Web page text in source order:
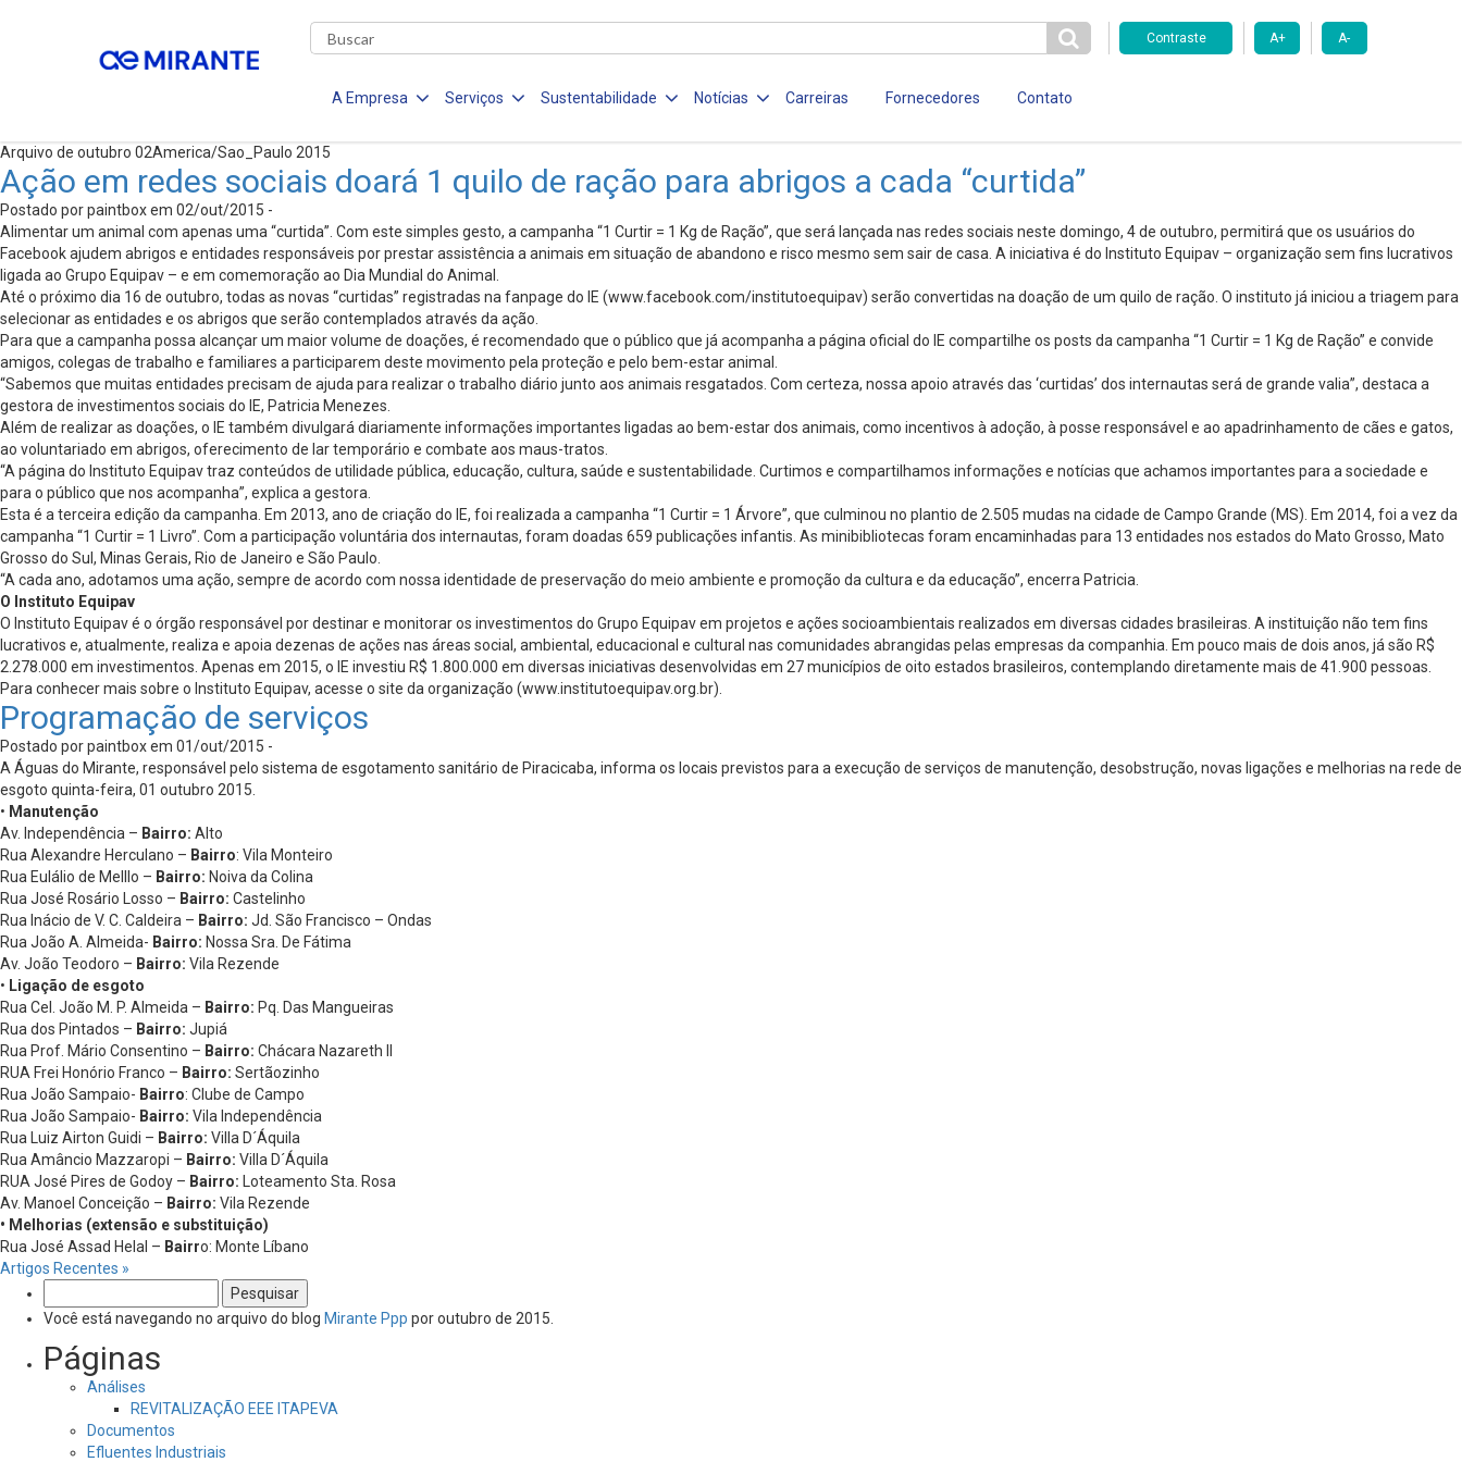
Contraste A+ A-
A Empresa Serviços Sustentabilidade Notícias Carreiras Fornecedores Contato
Arquivo de outubro 02America/Sao_Paulo 2015
Ação em redes sociais doará 1 quilo de ração para abrigos a cada “curtida”
Postado por paintbox em 02/out/2015 -
Alimentar um animal com apenas uma “curtida”. Com este simples gesto, a campanha “1 Curtir = 1 Kg de Ração”, que será lançada nas redes sociais neste domingo, 4 de outubro, permitirá que os usuários do
Facebook ajudem abrigos e entidades responsáveis por prestar assistência a animais em situação de abandono e risco mesmo sem sair de casa. A iniciativa é do Instituto Equipav – organização sem fins lucrativos
ligada ao Grupo Equipav – e em comemoração ao Dia Mundial do Animal.
Até o próximo dia 16 de outubro, todas as novas “curtidas” registradas na fanpage do IE (www.facebook.com/institutoequipav) serão convertidas na doação de um quilo de ração. O instituto já iniciou a triagem para
selecionar as entidades e os abrigos que serão contemplados através da ação.
Para que a campanha possa alcançar um maior volume de doações, é recomendado que o público que já acompanha a página oficial do IE compartilhe os posts da campanha “1 Curtir = 1 Kg de Ração” e convide
amigos, colegas de trabalho e familiares a participarem deste movimento pela proteção e pelo bem-estar animal.
“Sabemos que muitas entidades precisam de ajuda para realizar o trabalho diário junto aos animais resgatados. Com certeza, nossa apoio através das ‘curtidas’ dos internautas será de grande valia”, destaca a
gestora de investimentos sociais do IE, Patricia Menezes.
Além de realizar as doações, o IE também divulgará diariamente informações importantes ligadas ao bem-estar dos animais, como incentivos à adoção, à posse responsável e ao apadrinhamento de cães e gatos,
ao voluntariado em abrigos, oferecimento de lar temporário e combate aos maus-tratos.
“A página do Instituto Equipav traz conteúdos de utilidade pública, educação, cultura, saúde e sustentabilidade. Curtimos e compartilhamos informações e notícias que achamos importantes para a sociedade e
para o público que nos acompanha”, explica a gestora.
Esta é a terceira edição da campanha. Em 2013, ano de criação do IE, foi realizada a campanha “1 Curtir = 1 Árvore”, que culminou no plantio de 2.505 mudas na cidade de Campo Grande (MS). Em 2014, foi a vez da
campanha “1 Curtir = 1 Livro”. Com a participação voluntária dos internautas, foram doadas 659 publicações infantis. As minibibliotecas foram encaminhadas para 13 entidades nos estados do Mato Grosso, Mato
Grosso do Sul, Minas Gerais, Rio de Janeiro e São Paulo.
“A cada ano, adotamos uma ação, sempre de acordo com nossa identidade de preservação do meio ambiente e promoção da cultura e da educação”, encerra Patricia.
O Instituto Equipav
O Instituto Equipav é o órgão responsável por destinar e monitorar os investimentos do Grupo Equipav em projetos e ações socioambientais realizados em diversas cidades brasileiras. A instituição não tem fins
lucrativos e, atualmente, realiza e apoia dezenas de ações nas áreas social, ambiental, educacional e cultural nas comunidades abrangidas pelas empresas da companhia. Em pouco mais de dois anos, já são R$
2.278.000 em investimentos. Apenas em 2015, o IE investiu R$ 1.800.000 em diversas iniciativas desenvolvidas em 27 municípios de oito estados brasileiros, contemplando diretamente mais de 41.900 pessoas.
Para conhecer mais sobre o Instituto Equipav, acesse o site da organização (www.institutoequipav.org.br).
Programação de serviços
Postado por paintbox em 01/out/2015 -
A Águas do Mirante, responsável pelo sistema de esgotamento sanitário de Piracicaba, informa os locais previstos para a execução de serviços de manutenção, desobstrução, novas ligações e melhorias na rede de
esgoto quinta-feira, 01 outubro 2015.
• Manutenção
Av. Independência – Bairro: Alto
Rua Alexandre Herculano – Bairro: Vila Monteiro
Rua Eulálio de Melllo – Bairro: Noiva da Colina
Rua José Rosário Losso – Bairro: Castelinho
Rua Inácio de V. C. Caldeira – Bairro: Jd. São Francisco – Ondas
Rua João A. Almeida- Bairro: Nossa Sra. De Fátima
Av. João Teodoro – Bairro: Vila Rezende
• Ligação de esgoto
Rua Cel. João M. P. Almeida – Bairro: Pq. Das Mangueiras
Rua dos Pintados – Bairro: Jupiá
Rua Prof. Mário Consentino – Bairro: Chácara Nazareth II
RUA Frei Honório Franco – Bairro: Sertãozinho
Rua João Sampaio- Bairro: Clube de Campo
Rua João Sampaio- Bairro: Vila Independência
Rua Luiz Airton Guidi – Bairro: Villa D´Áquila
Rua Amâncio Mazzaropi – Bairro: Villa D´Áquila
RUA José Pires de Godoy – Bairro: Loteamento Sta. Rosa
Av. Manoel Conceição – Bairro: Vila Rezende
• Melhorias (extensão e substituição)
Rua José Assad Helal – Bairro: Monte Líbano
Artigos Recentes »
por:
Você está navegando no arquivo do blog Mirante Ppp por outubro de 2015.
Páginas
Análises
REVITALIZAÇÃO EEE ITAPEVA
Documentos
Efluentes Industriais